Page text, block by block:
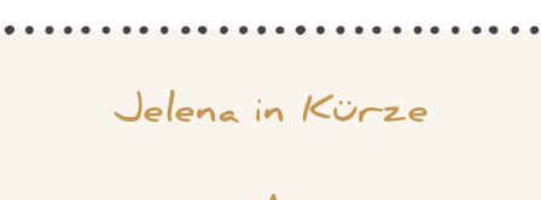
Jelena in Kürze